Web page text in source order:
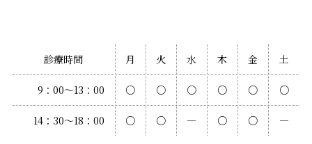
診療時間 月 火 水 木 金 土
9：00〜13：00 ○ ○ ○ ○ ○ ○
14：30〜18：00 ○ ○ ― ○ ○ ―